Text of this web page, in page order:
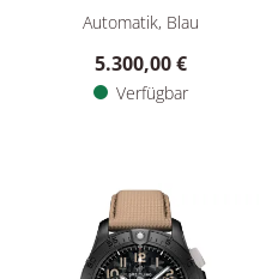
Ref: 298609-3004, Preis:
Breitling Avenger Automatic
Automatik, Blau
5.300,00 €
Verfügbar